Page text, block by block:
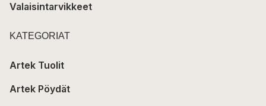
Valaisintarvikkeet
KATEGORIAT
Artek Tuolit
Artek Pöydät